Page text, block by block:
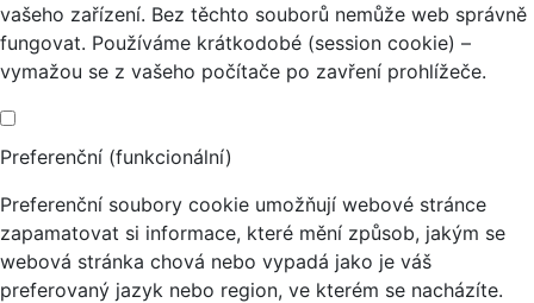
vašeho zařízení. Bez těchto souborů nemůže web správně
fungovat. Používáme krátkodobé (session cookie) –
vymažou se z vašeho počítače po zavření prohlížeče.
Preferenční (funkcionální)
Preferenční soubory cookie umožňují webové stránce
zapamatovat si informace, které mění způsob, jakým se
webová stránka chová nebo vypadá jako je váš
preferovaný jazyk nebo region, ve kterém se nacházíte.